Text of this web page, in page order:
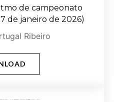
de campeonato
de janeiro de 2026)
Ribeiro